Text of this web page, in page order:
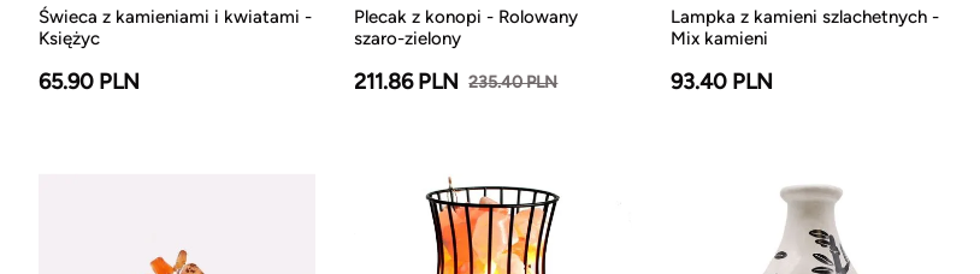
Świeca z kamieniami i kwiatami -
Księżyc
65.90 PLN
Plecak z konopi - Rolowany
szaro-zielony
211.86 PLN 235.40 PLN
Lampka z kamieni szlachetnych -
Mix kamieni
93.40 PLN